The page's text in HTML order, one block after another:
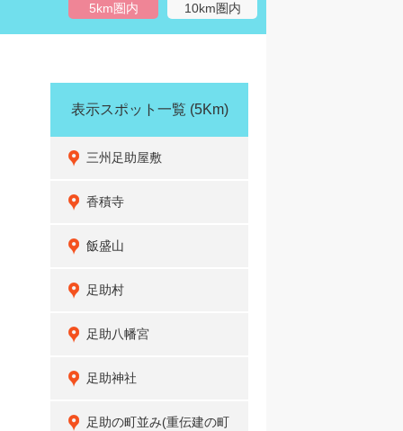
5km圏内 10km圏内
表示スポット一覧 (5Km)
三州足助屋敷
香積寺
飯盛山
足助村
足助八幡宮
足助神社
足助の町並み(重伝建の町